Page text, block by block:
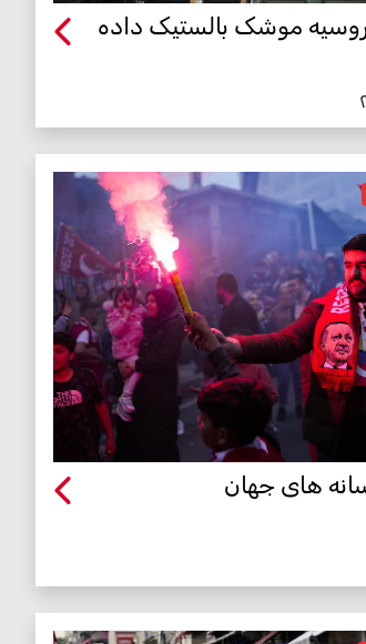
روسیه موشک بالستیک داده
های جهان